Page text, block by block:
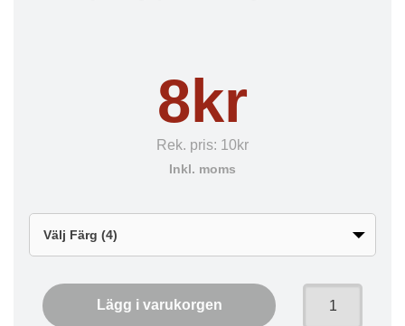
8kr
Rek. pris: 10kr
Inkl. moms
Lägg i varukorgen